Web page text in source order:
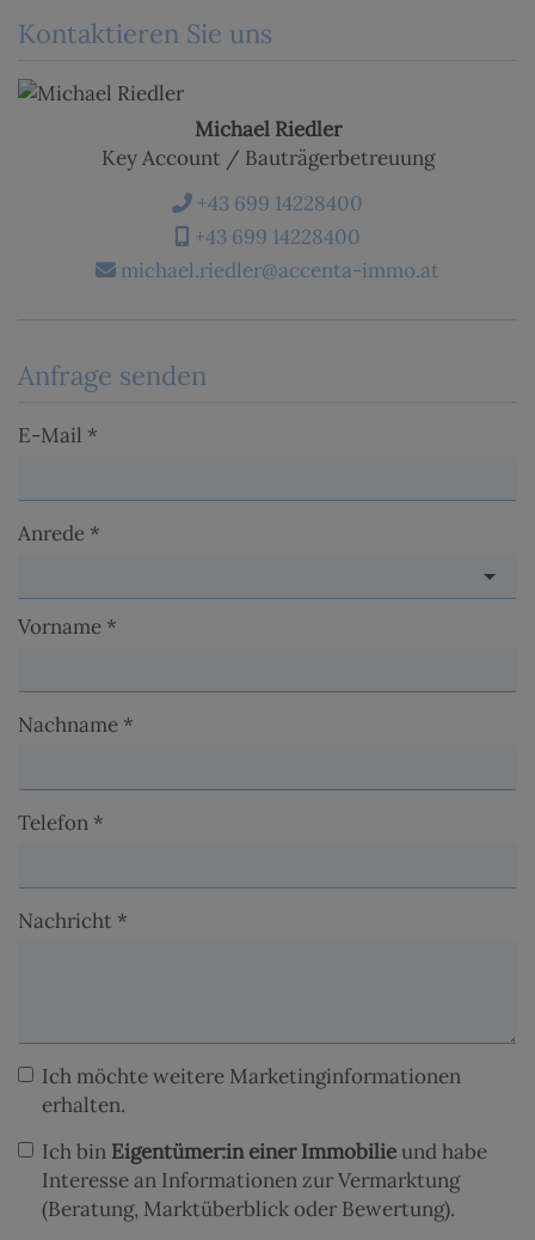
Kontaktieren Sie uns
Michael Riedler
Key Account / Bauträgerbetreuung
+43 699 14228400
+43 699 14228400
michael.riedler@accenta-immo.at
Anfrage senden
E-Mail
Anrede
Vorname
Nachname
Telefon
Nachricht
Ich möchte weitere Marketinginformationen
erhalten.
Ich bin Eigentümer:in einer Immobilie und habe
Interesse an Informationen zur Vermarktung
(Beratung, Marktüberblick oder Bewertung).